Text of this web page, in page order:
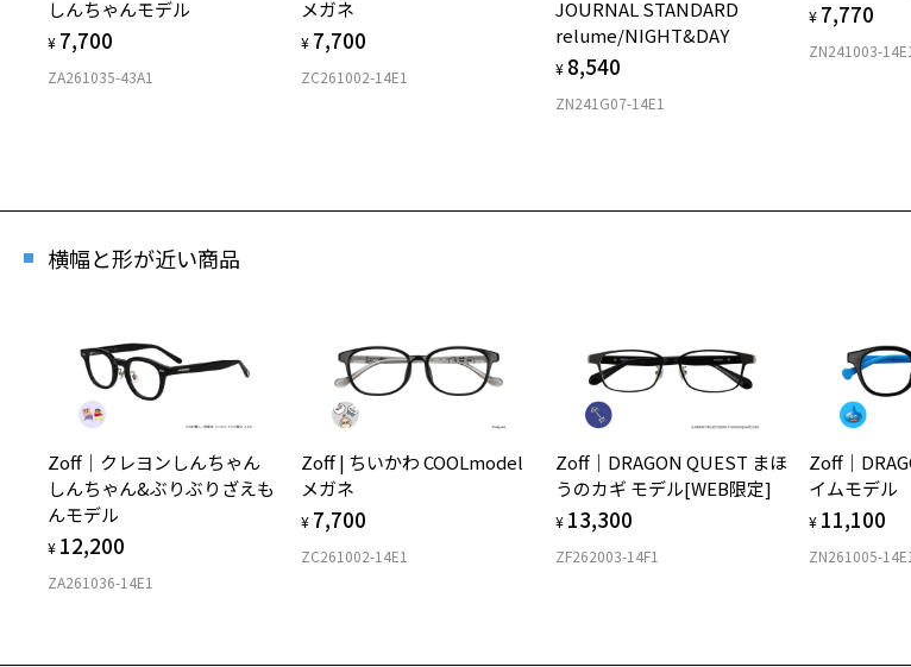
商品詳細ページへ
[再値下げセール価格][Begin特集商品]軽くてし
商品番号：ZJ71012-B-1B/フレームカラー：ブラック/単
※商品が再入荷された際にメールでお知らせします。
しんちゃんモデル
¥ 7,700
ZA261035-43A1
メガネ
¥ 7,700
ZC261002-14E1
JOURNAL STANDARD
relume/NIGHT&DAY
¥ 8,540
ZN241G07-14E1
¥ 7,770
ZN241003-14E1
横幅と形が近い商品
Zoff｜クレヨンしんちゃん
しんちゃん&ぶりぶりざえも
んモデル
¥ 12,200
ZA261036-14E1
Zoff | ちいかわ COOLmodel
メガネ
¥ 7,700
ZC261002-14E1
Zoff｜DRAGON QUEST まほ
うのカギ モデル[WEB限定]
¥ 13,300
ZF262003-14F1
Zoff｜
イムモデル
¥ 11,100
ZN261005-